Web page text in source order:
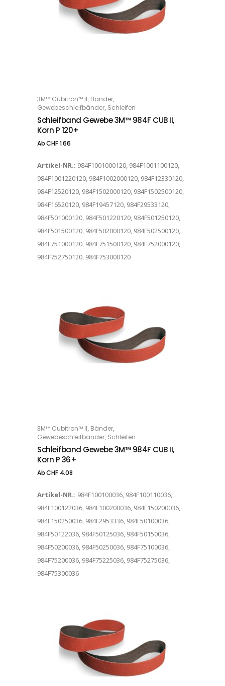
OPTIONS
3M™ Cubitron™ II, Bänder,
Gewebeschleifbänder, Schleifen
Schleifband Gewebe 3M™ 984F CUB II,
Korn P 120+
AbCHF1.66
Artikel-NR.: 984F1001000120, 984F1001100120,
984F1001220120, 984F1002000120, 984F12330120,
984F12520120, 984F1502000120, 984F1502500120,
984F16520120, 984F19457120, 984F29533120,
984F501000120, 984F501220120, 984F501250120,
984F501500120, 984F502000120, 984F502500120,
984F751000120, 984F751500120, 984F752000120,
984F752750120, 984F753000120
OPTIONS
3M™ Cubitron™ II, Bänder,
Gewebeschleifbänder, Schleifen
Schleifband Gewebe 3M™ 984F CUB II,
Korn P 36+
AbCHF4.08
Artikel-NR.: 984F100100036, 984F100110036,
984F100122036, 984F100200036, 984F150200036,
984F150250036, 984F2953336, 984F50100036,
984F50122036, 984F50125036, 984F50150036,
984F50200036, 984F50250036, 984F75100036,
984F75200036, 984F75225036, 984F75275036,
984F75300036